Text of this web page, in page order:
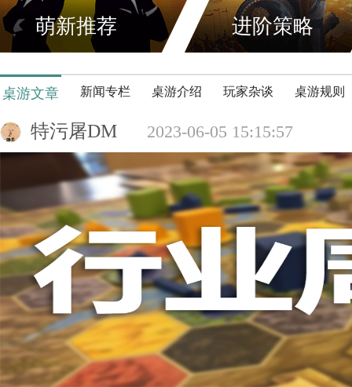
萌新推荐 进阶策略
桌游文章 新闻专栏 桌游介绍 玩家杂谈 桌游规则
特污屠DM 2023-06-05 15:15:57